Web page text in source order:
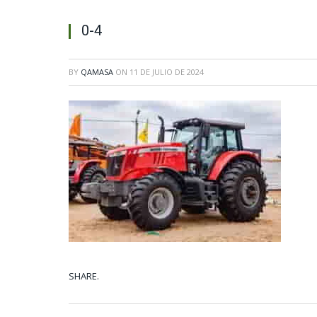
0-4
BY QAMASA ON 11 DE JULIO DE 2024
SHARE.